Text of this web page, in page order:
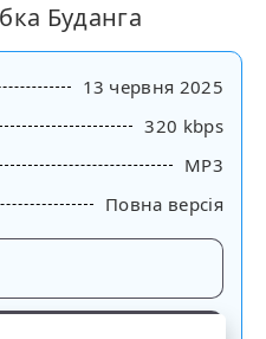
Буданга
13 червня 2025
320 kbps
MP3
Повна версія